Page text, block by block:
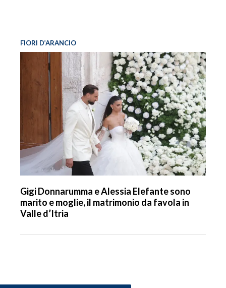
FIORI D’ARANCIO
Gigi Donnarumma e Alessia Elefante sono
marito e moglie, il matrimonio da favola in
Valle d’Itria